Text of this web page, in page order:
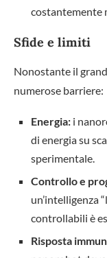
costantemente
Sfide e limiti
Nonostante il
numerose barriere:
Energia: i
di energia su
sperimentale.
Controllo e
un’intelligenza
controllabili è
Risposta